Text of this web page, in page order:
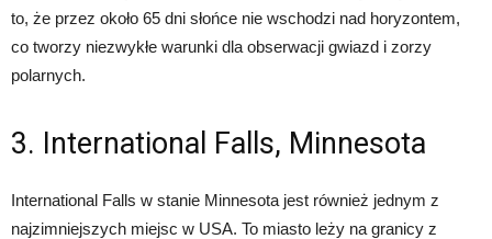
to, że przez około 65 dni słońce nie wschodzi nad horyzontem,
co tworzy niezwykłe warunki dla obserwacji gwiazd i zorzy
polarnych.
3. International Falls, Minnesota
International Falls w stanie Minnesota jest również jednym z
najzimniejszych miejsc w USA. To miasto leży na granicy z